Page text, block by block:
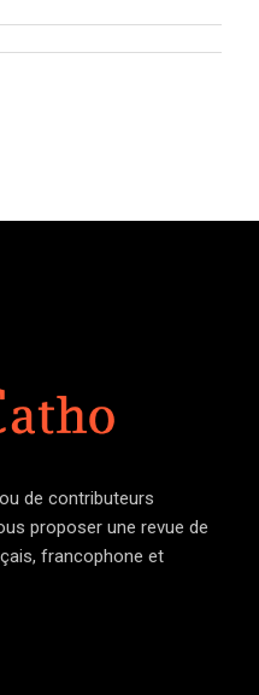
de contributeurs
proposer une revue de
francophone et